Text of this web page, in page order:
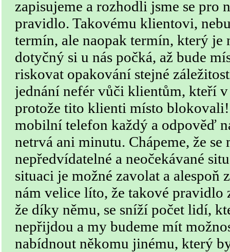
zapisujeme a rozhodli jsme se pro
pravidlo. Takovému klientovi,
termín, ale naopak termín, který je
dotyčný si u nás počká, až bude
riskovat opakování stejné
jednání nefér vůči klientům, kteří
protože tito klienti místo
mobilní telefon každý a odpověď
netrvá ani minutu. Chápeme, že se
nepředvídatelné a neočekávané
situaci je možné zavolat a alespoň
nám velice líto, že takové pravidlo
že díky němu, se sníží počet lidí,
nepřijdou a my budeme mít
nabídnout někomu jinému, který